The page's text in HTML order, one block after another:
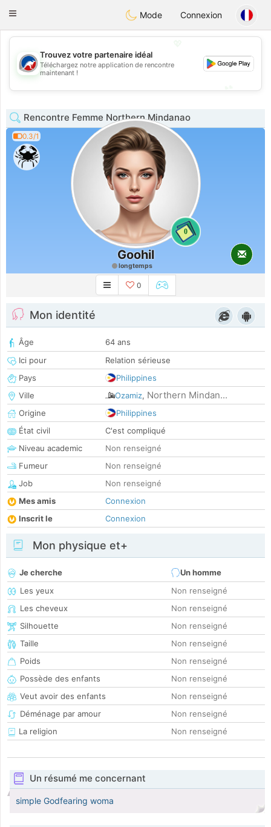
AustraliaChat
Toggle
Mode Connexion
💖
💕
Trouvez votre partenaire idéal
Téléchargez notre application de rencontre
maintenant !
Rencontre Femme Northern Mindanao
0.3/1
0
Goohil
longtemps
0
Mon identité
Âge
64 ans
Ici pour
Relation sérieuse
Pays
Philippines
Ville
Ozamiz, Northern Mindan...
Origine
Philippines
État civil
C'est compliqué
Niveau academic
Non renseigné
Fumeur
Non renseigné
Job
Non renseigné
Mes amis
Connexion
Inscrit le
Connexion
Mon physique et+
Je cherche
Un homme
Les yeux
Non renseigné
Les cheveux
Non renseigné
Silhouette
Non renseigné
Taille
Non renseigné
Poids
Non renseigné
Possède des enfants
Non renseigné
Veut avoir des enfants
Non renseigné
Déménage par amour
Non renseigné
La religion
Non renseigné
Un résumé me concernant
simple Godfearing woma